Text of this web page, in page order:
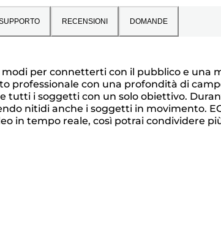
RECENSIONI DOMANDE
per connetterti con il pubblico e una
professionale con una profondità di
tutti i soggetti con un solo obiettivo.
nitidi anche i soggetti in movimento.
in tempo reale, così potrai condividere